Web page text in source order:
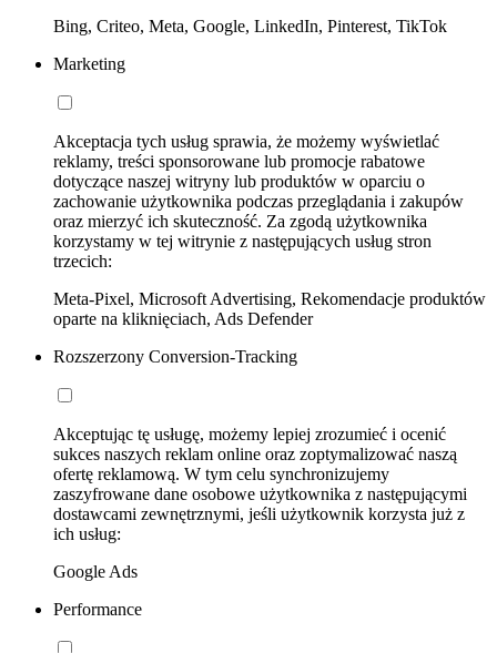
Bing, Criteo, Meta, Google, LinkedIn, Pinterest, TikTok
Marketing
Akceptacja tych usług sprawia, że możemy wyświetlać
reklamy, treści sponsorowane lub promocje rabatowe
dotyczące naszej witryny lub produktów w oparciu o
zachowanie użytkownika podczas przeglądania i zakupów
oraz mierzyć ich skuteczność. Za zgodą użytkownika
korzystamy w tej witrynie z następujących usług stron
trzecich:
Meta-Pixel, Microsoft Advertising, Rekomendacje produktów
oparte na kliknięciach, Ads Defender
Rozszerzony Conversion-Tracking
Akceptując tę usługę, możemy lepiej zrozumieć i ocenić
sukces naszych reklam online oraz zoptymalizować naszą
ofertę reklamową. W tym celu synchronizujemy
zaszyfrowane dane osobowe użytkownika z następującymi
dostawcami zewnętrznymi, jeśli użytkownik korzysta już z
ich usług:
Google Ads
Performance